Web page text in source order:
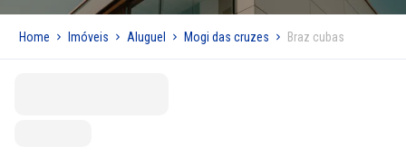
Home Imóveis Aluguel Mogi das cruzes Braz cubas